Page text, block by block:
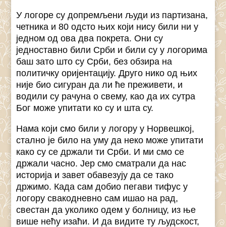
У логоре су допремљени људи из партизана,
четника и 80 одсто њих који нису били ни у
једном од ова два покрета. Они су
једноставно били Срби и били су у логорима
баш зато што су Срби, без обзира на
политичку оријентацију. Друго нико од њих
није био сигуран да ли ће преживети, и
водили су рачуна о свему, као да их сутра
Бог може упитати ко су и шта су.
Нама који смо били у логору у Норвешкој,
стално је било на уму да неко може упитати
како су се држали ти Срби. И ми смо се
држали часно. Јер смо сматрали да нас
историја и завет обавезују да се тако
држимо. Када сам добио пегави тифус у
логору свакодневно сам ишао на рад,
свестан да уколико одем у болницу, из ње
више нећу изаћи. И да видите ту људскост,